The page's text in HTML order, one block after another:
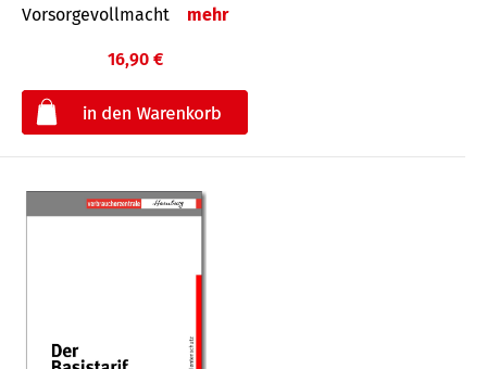
Vor­sorge­voll­macht
mehr
16,90 €